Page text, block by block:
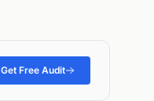
Get Free Audit